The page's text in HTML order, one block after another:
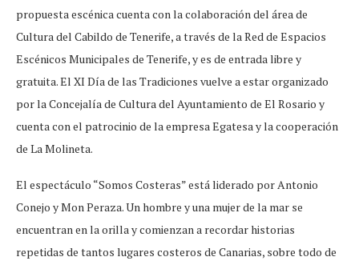
propuesta escénica cuenta con la colaboración del área de
Cultura del Cabildo de Tenerife, a través de la Red de Espacios
Escénicos Municipales de Tenerife, y es de entrada libre y
gratuita. El XI Día de las Tradiciones vuelve a estar organizado
por la Concejalía de Cultura del Ayuntamiento de El Rosario y
cuenta con el patrocinio de la empresa Egatesa y la cooperación
de La Molineta.
El espectáculo “Somos Costeras” está liderado por Antonio
Conejo y Mon Peraza. Un hombre y una mujer de la mar se
encuentran en la orilla y comienzan a recordar historias
repetidas de tantos lugares costeros de Canarias, sobre todo de